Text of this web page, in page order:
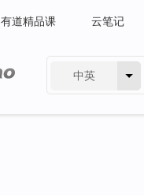
有道精品课 云笔记
中英